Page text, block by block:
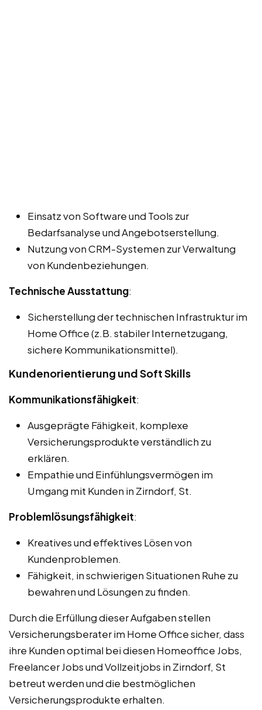
Einsatz von Software und Tools zur
Bedarfsanalyse und Angebotserstellung.
Nutzung von CRM-Systemen zur Verwaltung
von Kundenbeziehungen.
Technische Ausstattung:
Sicherstellung der technischen Infrastruktur im
Home Office (z.B. stabiler Internetzugang,
sichere Kommunikationsmittel).
Kundenorientierung und Soft Skills
Kommunikationsfähigkeit:
Ausgeprägte Fähigkeit, komplexe
Versicherungsprodukte verständlich zu
erklären.
Empathie und Einfühlungsvermögen im
Umgang mit Kunden in Zirndorf, St.
Problemlösungsfähigkeit:
Kreatives und effektives Lösen von
Kundenproblemen.
Fähigkeit, in schwierigen Situationen Ruhe zu
bewahren und Lösungen zu finden.
Durch die Erfüllung dieser Aufgaben stellen
Versicherungsberater im Home Office sicher, dass
ihre Kunden optimal bei diesen Homeoffice Jobs,
Freelancer Jobs und Vollzeitjobs in Zirndorf, St
betreut werden und die bestmöglichen
Versicherungsprodukte erhalten.